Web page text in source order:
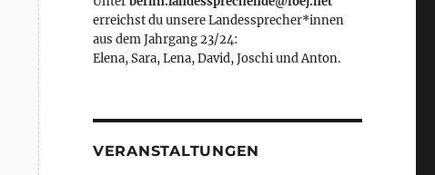
erreichst du unsere Landessprecher*innen
aus dem Jahrgang 23/24:
Elena, Sara, Lena, David, Joschi und Anton.
VERANSTALTUNGEN